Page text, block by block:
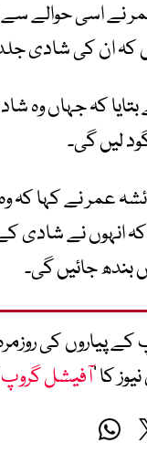
نے اسی حوالے سے
کہ ان کی شادی
بتایا کہ جہاں وہ
لیں گی۔
عمر نے کہا کہ
کہ انہوں نے شادی
بندھ جائیں گی۔
کے پیاروں کی
کا ’آفیشل گروپ